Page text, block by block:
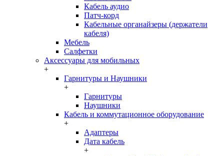
Кабель аудио
Патч-корд
Кабельные органайзеры (держатели
кабеля)
Мебель
Салфетки
Аксессуары для мобильных
+
Гарнитуры и Наушники
+
Гарнитуры
Наушники
Кабель и коммутационное оборудование
+
Адаптеры
Дата кабель
+